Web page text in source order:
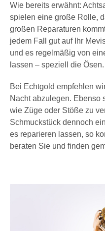
Wie bereits erwähnt:
spielen eine große Rolle,
großen Reparaturen
jedem Fall gut auf Ihr
und es regelmäßig von
lassen – speziell die Ösen.
Bei Echtgold empfehlen
Nacht abzulegen. Ebenso
wie Züge oder Stöße zu
Schmuckstück dennoch
es reparieren lassen, so
beraten Sie und finden